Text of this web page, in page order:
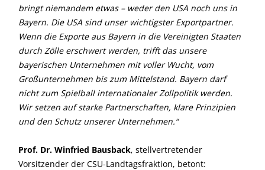
bringt niemandem etwas – weder den USA noch uns in
Bayern. Die USA sind unser wichtigster Exportpartner.
Wenn die Exporte aus Bayern in die Vereinigten Staaten
durch Zölle erschwert werden, trifft das unsere
bayerischen Unternehmen mit voller Wucht, vom
Großunternehmen bis zum Mittelstand. Bayern darf
nicht zum Spielball internationaler Zollpolitik werden.
Wir setzen auf starke Partnerschaften, klare Prinzipien
und den Schutz unserer Unternehmen.“
Prof. Dr. Winfried Bausback, stellvertretender
Vorsitzender der CSU-Landtagsfraktion, betont: